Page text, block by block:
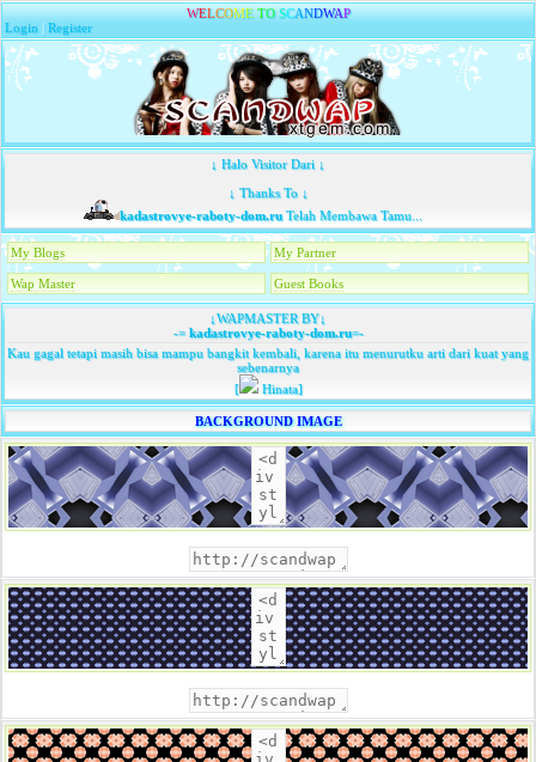
WELCOME TO SCANDWAP
Login |Register
↓ Halo Visitor Dari ↓
↓ Thanks To ↓
kadastrovye-raboty-dom.ruTelah Membawa Tamu...
My Blogs My Partner
Wap Master Guest Books
↓WAPMASTER BY↓
-=kadastrovye-raboty-dom.ru=-
Kau gagal tetapi masih bisa mampu bangkit kembali, karena itu menurutku arti dari kuat yang
sebenarnya
[
Hinata]
BACKGROUND IMAGE